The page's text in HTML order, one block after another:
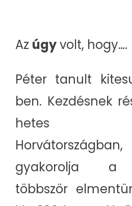
Az úgyvolt, hogy….
Péter tanult
ben. Kezdésnek
hetes
gyakorolja a
többször